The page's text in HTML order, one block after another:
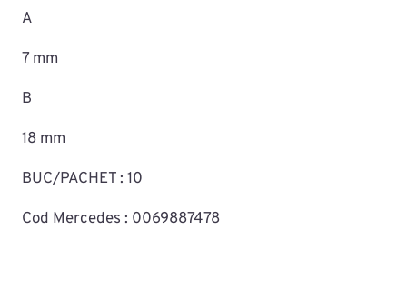
A
7 mm
B
18 mm
BUC/PACHET : 10
Cod Mercedes : 0069887478